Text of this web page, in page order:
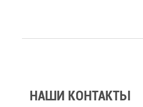
НАШИ КОНТАКТЫ